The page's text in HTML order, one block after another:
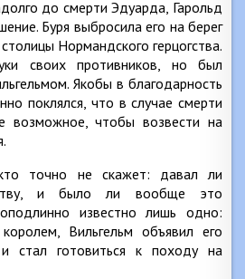
до смерти Эдуарда, Гарольд
Буря выбросила его на берег
Нормандского герцогства.
своих противников, но был
Якобы в благодарность
поклялся, что в случае смерти
возможное, чтобы возвести на
точно не скажет: давал ли
и было ли вообще это
известно лишь одно:
Вильгельм объявил его
и стал готовиться к походу на